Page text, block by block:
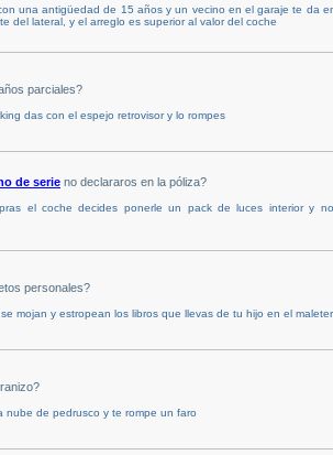
una antigüedad de 15 años y un vecino en el garaje te da
del lateral, y el arreglo es superior al valor del coche
parciales?
das con el espejo retrovisor y lo rompes
de serie no declararos en la póliza?
el coche decides ponerle un pack de luces interior y
personales?
mojan y estropean los libros que llevas de tu hijo en el
nube de pedrusco y te rompe un faro